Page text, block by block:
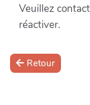
Veuillez
réactiver.
Retour